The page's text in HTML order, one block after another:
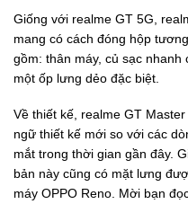
Giống với realme GT 5G,
mang có cách đóng hộp
gồm: thân máy, củ sạc nhanh
một ốp lưng dẻo đặc biệt.
Về thiết kế, realme GT
ngữ thiết kế mới so với các
mắt trong thời gian gần đây.
bản này cũng có mặt lưng
máy OPPO Reno. Mời bạn